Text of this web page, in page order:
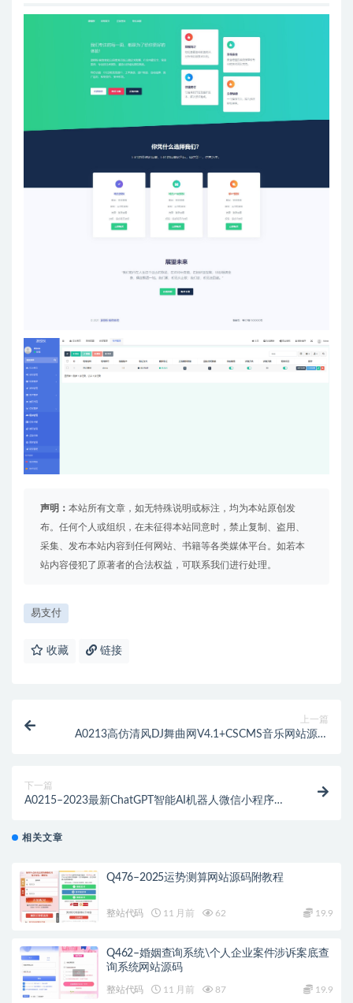
声明： 本站所有文章，如无特殊说明或标注，均为本站原创发
布。任何个人或组织，在未征得本站同意时，禁止复制、盗用、
采集、发布本站内容到任何网站、书籍等各类媒体平台。如若本
站内容侵犯了原著者的合法权益，可联系我们进行处理。
易支付
收藏 链接
上一篇
A0213高仿清风DJ舞曲网V4.1+CSCMS音乐网站源码
下一篇
A0215–2023最新ChatGPT智能AI机器人微信小程序源
相关文章
Q476–2025运势测算网站源码附教程
整站代码 11 月前 62 19.9
Q462–婚姻查询系统\个人企业案件涉诉案底查
询系统网站源码
整站代码 11 月前 87 19.9